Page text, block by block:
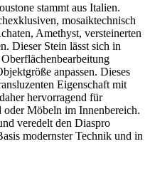
stammt aus Italien.
mosaiktechnisch
Amethyst, versteinerten
Dieser Stein lässt sich in
anpassen. Dieses
Eigenschaft mit
hervorragend für
Möbeln im Innenbereich.
veredelt den Diaspro
modernster Technik und in